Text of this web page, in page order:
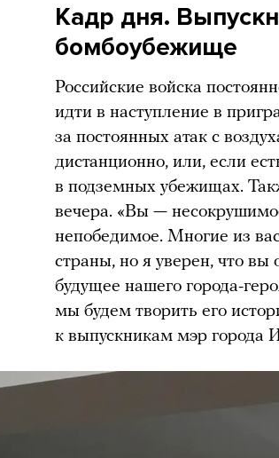
Кадр дня.
бомбоубежище
Российские войска
идти в наступление в
за постоянных атак с
дистанционно, или, если
в подземных убежищах.
вечера. «Вы —
непобедимое. Многие из
страны, но я уверен, что вы
будущее нашего города-
мы будем творить его
к выпускникам мэр города